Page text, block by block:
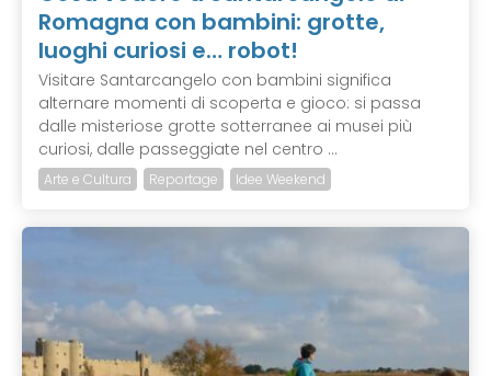
Romagna con bambini: grotte,
luoghi curiosi e… robot!
Visitare Santarcangelo con bambini significa
alternare momenti di scoperta e gioco: si passa
dalle misteriose grotte sotterranee ai musei più
curiosi, dalle passeggiate nel centro ...
Arte e Cultura Reportage Idee Weekend